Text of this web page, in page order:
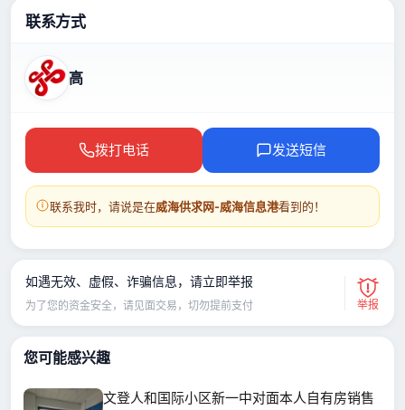
联系方式
高
拨打电话 发送短信
联系我时，请说是在威海供求网-威海信息港看到的！
如遇无效、虚假、诈骗信息，请立即举报
为了您的资金安全，请见面交易，切勿提前支付 举报
您可能感兴趣
文登人和国际小区新一中对面本人自有房销售